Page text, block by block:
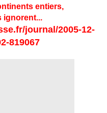
entiers,
ignorent...
journal/2005-12-
819067